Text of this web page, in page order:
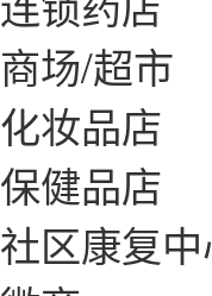
商场/超市
化妆品店
保健品店
社区康复